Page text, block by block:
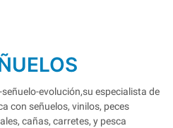
señuelo-evolución,su especialista de
con señuelos, vinilos, peces
cañas, carretes, y pesca